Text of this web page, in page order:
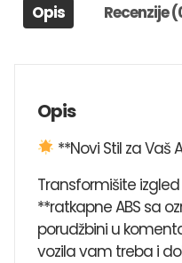
Opis Recenzije
Opis
**Novi Stil za Vaš
Transformišite
**ratkapne ABS sa
porudžbini u
vozila vam treba i